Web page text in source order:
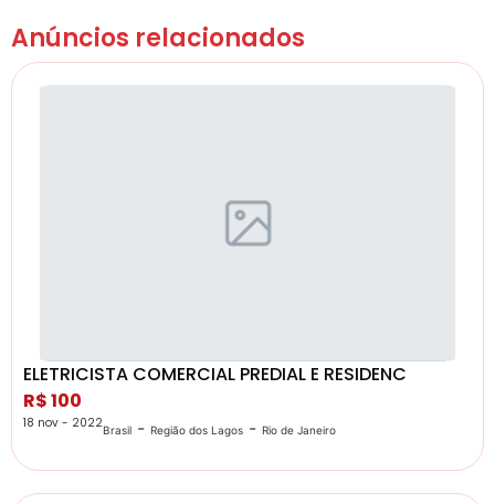
Anúncios relacionados
ELETRICISTA COMERCIAL PREDIAL E RESIDENC
R$ 100
18 nov - 2022Brasil - Região dos Lagos - Rio de Janeiro